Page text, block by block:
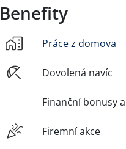
Benefity
Práce z domova
Dovolená navíc
Finanční bonusy
Firemní akce